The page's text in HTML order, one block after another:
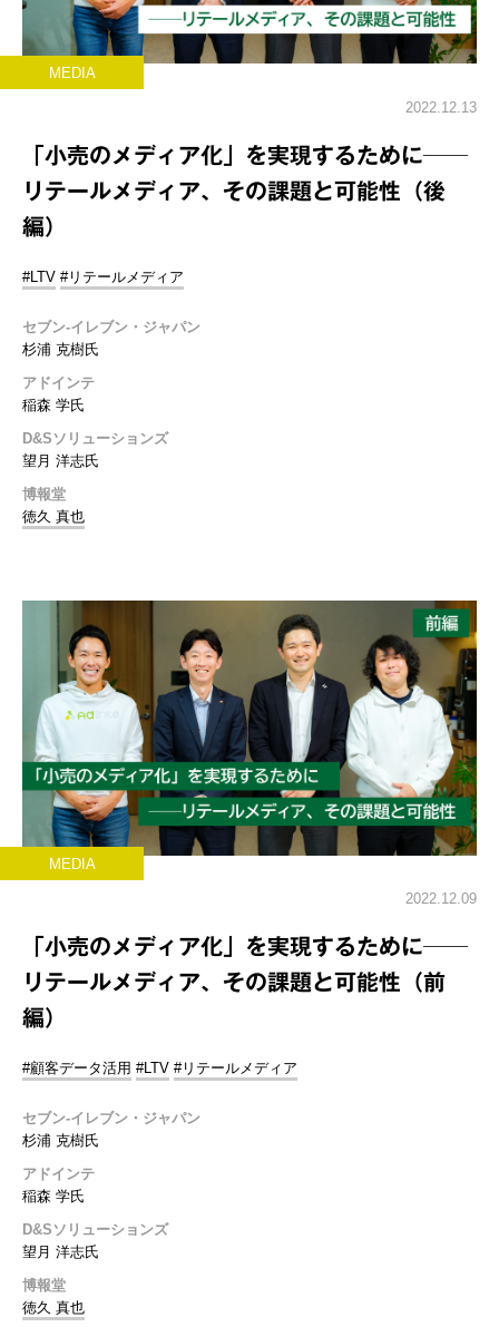
MEDIA
2022.12.13
「小売のメディア化」を実現するために──
リテールメディア、その課題と可能性（後
編）
#LTV #リテールメディア
セブン-イレブン・ジャパン
杉浦 克樹氏
アドインテ
稲森 学氏
D&Sソリューションズ
望月 洋志氏
博報堂
徳久 真也
MEDIA
2022.12.09
「小売のメディア化」を実現するために──
リテールメディア、その課題と可能性（前
編）
#顧客データ活用 #LTV #リテールメディア
セブン-イレブン・ジャパン
杉浦 克樹氏
アドインテ
稲森 学氏
D&Sソリューションズ
望月 洋志氏
博報堂
徳久 真也